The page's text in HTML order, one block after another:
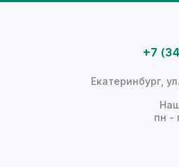
+7
Екатеринбург,
пн -